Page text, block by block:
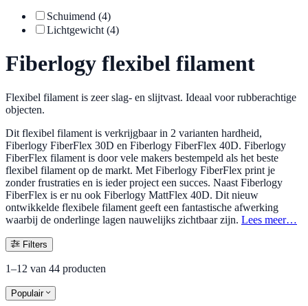
Schuimend (4)
Lichtgewicht (4)
Fiberlogy flexibel filament
Flexibel filament is zeer slag- en slijtvast. Ideaal voor rubberachtige
objecten.
Dit flexibel filament is verkrijgbaar in 2 varianten hardheid,
Fiberlogy FiberFlex 30D en Fiberlogy FiberFlex 40D. Fiberlogy
FiberFlex filament is door vele makers bestempeld als het beste
flexibel filament op de markt. Met Fiberlogy FiberFlex print je
zonder frustraties en is ieder project een succes. Naast Fiberlogy
FiberFlex is er nu ook Fiberlogy MattFlex 40D. Dit nieuw
ontwikkelde flexibele filament geeft een fantastische afwerking
waarbij de onderlinge lagen nauwelijks zichtbaar zijn. Lees meer…
Filters
1–12 van 44 producten
Populair